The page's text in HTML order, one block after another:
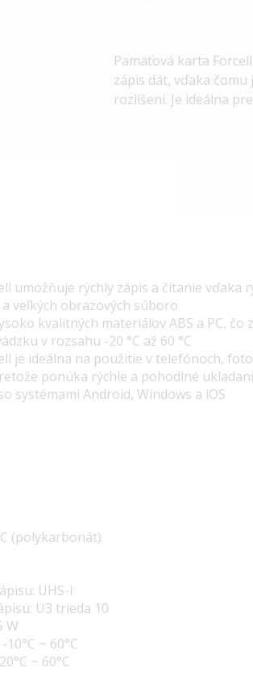
Pamäťová karta Forcell
zápis dát, vďaka
rozlíšení. Je ideálna
umožňuje rýchly zápis a čítanie vďaka
veľkých obrazových súboro
kvalitných materiálovABS a PC,
v rozsahu -20 °C až 60 °C
je ideálna na použitie v telefónoch,
ponúka rýchle a pohodlné
systémami Android, Windows a iOS
(polykarbonát)
UHS-I
U3 trieda 10
W
~ 60°C
~ 60°C